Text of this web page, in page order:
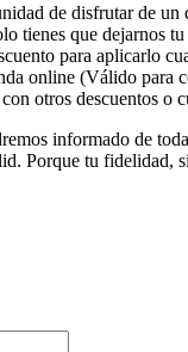
de disfrutar de un
tienes que dejarnos
para aplicarlo
online (Válido para
otros descuentos o
informado de
Porque tu fidelidad,